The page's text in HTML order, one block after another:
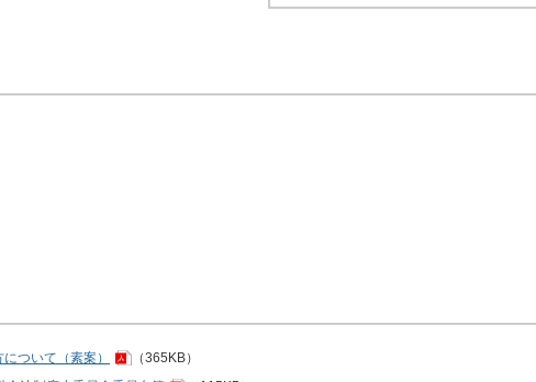
ついて（素案）
（365KB）